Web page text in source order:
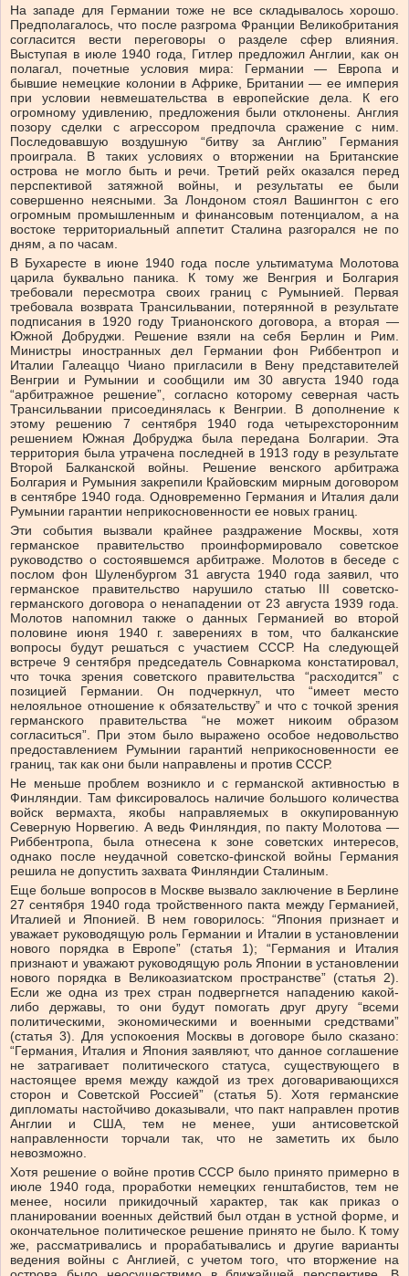
На западе для Германии тоже не все складывалось хорошо.
Предполагалось, что после разгрома Франции Великобритания
согласится вести переговоры о разделе сфер влияния.
Выступая в июле 1940 года, Гитлер предложил Англии, как он
полагал, почетные условия мира: Германии — Европа и
бывшие немецкие колонии в Африке, Британии — ее империя
при условии невмешательства в европейские дела. К его
огромному удивлению, предложения были отклонены. Англия
позору сделки с агрессором предпочла сражение с ним.
Последовавшую воздушную “битву за Англию” Германия
проиграла. В таких условиях о вторжении на Британские
острова не могло быть и речи. Третий рейх оказался перед
перспективой затяжной войны, и результаты ее были
совершенно неясными. За Лондоном стоял Вашингтон с его
огромным промышленным и финансовым потенциалом, а на
востоке территориальный аппетит Сталина разгорался не по
дням, а по часам.
В Бухаресте в июне 1940 года после ультиматума Молотова
царила буквально паника. К тому же Венгрия и Болгария
требовали пересмотра своих границ с Румынией. Первая
требовала возврата Трансильвании, потерянной в результате
подписания в 1920 году Трианонского договора, а вторая —
Южной Добруджи. Решение взяли на себя Берлин и Рим.
Министры иностранных дел Германии фон Риббентроп и
Италии Галеаццо Чиано пригласили в Вену представителей
Венгрии и Румынии и сообщили им 30 августа 1940 года
“арбитражное решение”, согласно которому северная часть
Трансильвании присоединялась к Венгрии. В дополнение к
этому решению 7 сентября 1940 года четырехсторонним
решением Южная Добруджа была передана Болгарии. Эта
территория была утрачена последней в 1913 году в результате
Второй Балканской войны. Решение венского арбитража
Болгария и Румыния закрепили Крайовским мирным договором
в сентябре 1940 года. Одновременно Германия и Италия дали
Румынии гарантии неприкосновенности ее новых границ.
Эти события вызвали крайнее раздражение Москвы, хотя
германское правительство проинформировало советское
руководство о состоявшемся арбитраже. Молотов в беседе с
послом фон Шуленбургом 31 августа 1940 года заявил, что
германское правительство нарушило статью III советско-
германского договора о ненападении от 23 августа 1939 года.
Молотов напомнил также о данных Германией во второй
половине июня 1940 г. заверениях в том, что балканские
вопросы будут решаться с участием СССР. На следующей
встрече 9 сентября председатель Совнаркома констатировал,
что точка зрения советского правительства “расходится” с
позицией Германии. Он подчеркнул, что “имеет место
нелояльное отношение к обязательству” и что с точкой зрения
германского правительства “не может никоим образом
согласиться”. При этом было выражено особое недовольство
предоставлением Румынии гарантий неприкосновенности ее
границ, так как они были направлены и против СССР.
Не меньше проблем возникло и с германской активностью в
Финляндии. Там фиксировалось наличие большого количества
войск вермахта, якобы направляемых в оккупированную
Северную Норвегию. А ведь Финляндия, по пакту Молотова —
Риббентропа, была отнесена к зоне советских интересов,
однако после неудачной советско-финской войны Германия
решила не допустить захвата Финляндии Сталиным.
Еще больше вопросов в Москве вызвало заключение в Берлине
27 сентября 1940 года тройственного пакта между Германией,
Италией и Японией. В нем говорилось: “Япония признает и
уважает руководящую роль Германии и Италии в установлении
нового порядка в Европе” (статья 1); “Германия и Италия
признают и уважают руководящую роль Японии в установлении
нового порядка в Великоазиатском пространстве” (статья 2).
Если же одна из трех стран подвергнется нападению какой-
либо державы, то они будут помогать друг другу “всеми
политическими, экономическими и военными средствами”
(статья 3). Для успокоения Москвы в договоре было сказано:
“Германия, Италия и Япония заявляют, что данное соглашение
не затрагивает политического статуса, существующего в
настоящее время между каждой из трех договаривающихся
сторон и Советской Россией” (статья 5). Хотя германские
дипломаты настойчиво доказывали, что пакт направлен против
Англии и США, тем не менее, уши антисоветской
направленности торчали так, что не заметить их было
невозможно.
Хотя решение о войне против СССР было принято примерно в
июле 1940 года, проработки немецких генштабистов, тем не
менее, носили прикидочный характер, так как приказ о
планировании военных действий был отдан в устной форме, и
окончательное политическое решение принято не было. К тому
же, рассматривались и прорабатывались и другие варианты
ведения войны с Англией, с учетом того, что вторжение на